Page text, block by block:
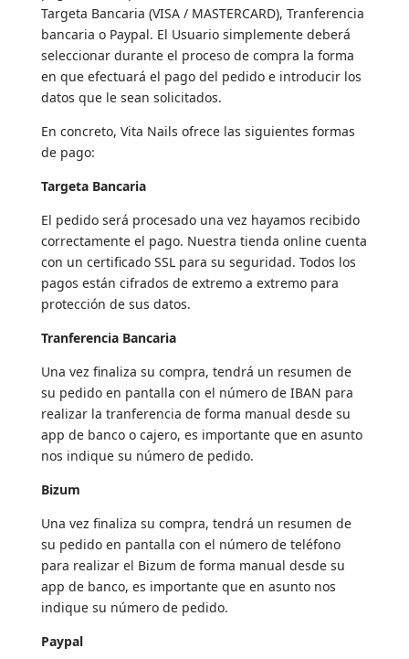
Targeta Bancaria (VISA / MASTERCARD), Tranferencia
bancaria o Paypal. El Usuario simplemente deberá
seleccionar durante el proceso de compra la forma
en que efectuará el pago del pedido e introducir los
datos que le sean solicitados.
En concreto, Vita Nails ofrece las siguientes formas
de pago:
Targeta Bancaria
El pedido será procesado una vez hayamos recibido
correctamente el pago. Nuestra tienda online cuenta
con un certificado SSL para su seguridad. Todos los
pagos están cifrados de extremo a extremo para
protección de sus datos.
Tranferencia Bancaria
Una vez finaliza su compra, tendrá un resumen de
su pedido en pantalla con el número de IBAN para
realizar la tranferencia de forma manual desde su
app de banco o cajero, es importante que en asunto
nos indique su número de pedido.
Bizum
Una vez finaliza su compra, tendrá un resumen de
su pedido en pantalla con el número de teléfono
para realizar el Bizum de forma manual desde su
app de banco, es importante que en asunto nos
indique su número de pedido.
Paypal